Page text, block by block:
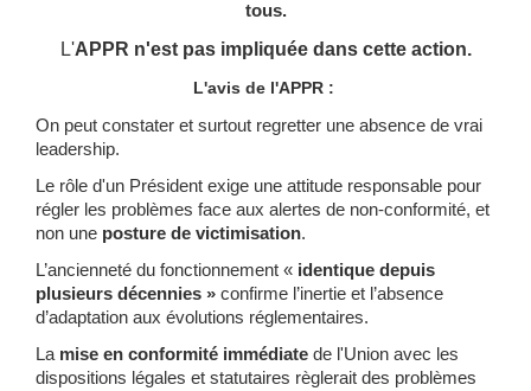
tous.
L'APPR n'est pas impliquée dans cette action.
L'avis de l'APPR :
On peut constater et surtout regretter une absence de vrai
leadership.
Le rôle d'un Président exige une attitude responsable pour
régler les problèmes face aux alertes de non-conformité, et
non une posture de victimisation.
L’ancienneté du fonctionnement « identique depuis
plusieurs décennies » confirme l’inertie et l’absence
d’adaptation aux évolutions réglementaires.
La mise en conformité immédiate de l'Union avec les
dispositions légales et statutaires règlerait des problèmes